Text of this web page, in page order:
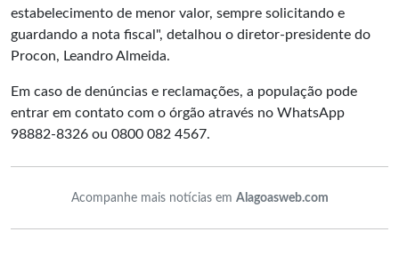
estabelecimento de menor valor, sempre solicitando e
guardando a nota fiscal", detalhou o diretor-presidente do
Procon, Leandro Almeida.
Em caso de denúncias e reclamações, a população pode
entrar em contato com o órgão através no WhatsApp
98882-8326 ou 0800 082 4567.
Acompanhe mais notícias em Alagoasweb.com